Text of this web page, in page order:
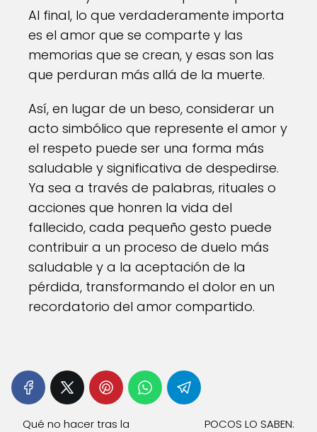
Al final, lo que verdaderamente importa
es el amor que se comparte y las
memorias que se crean, y esas son las
que perduran más allá de la muerte.
Así, en lugar de un beso, considerar un
acto simbólico que represente el amor y
el respeto puede ser una forma más
saludable y significativa de despedirse.
Ya sea a través de palabras, rituales o
acciones que honren la vida del
fallecido, cada pequeño gesto puede
contribuir a un proceso de duelo más
saludable y a la aceptación de la
pérdida, transformando el dolor en un
recordatorio del amor compartido.
Qué no hacer tras la
POCOS LO SABEN: